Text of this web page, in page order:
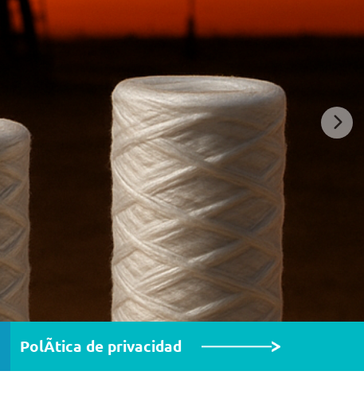
PolÃ­tica de privacidad